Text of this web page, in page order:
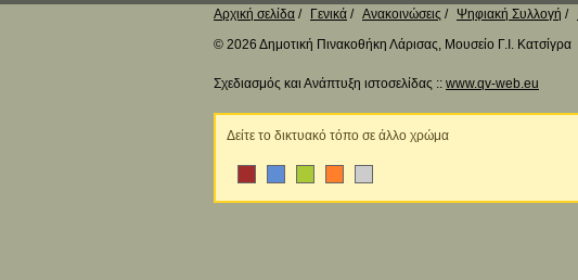
Αρχική σελίδα Γενικά Ανακοινώσεις Ψηφιακή Συλλογή
© 2026 Δημοτική Πινακοθήκη Λάρισας, Μουσείο Γ.Ι. Κατσίγρα
Σχεδιασμός και Ανάπτυξη ιστοσελίδας :: www.qv-web.eu
Δείτε το δικτυακό τόπο σε άλλο χρώμα